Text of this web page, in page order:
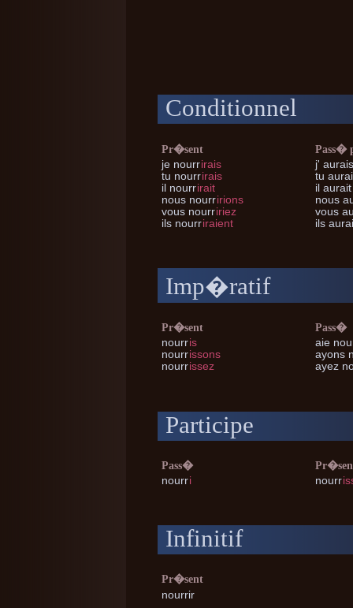
Conditionnel
Pr�sent
je nourrirais
tu nourrirais
il nourrirait
nous nourririons
vous nourririez
ils nourriraient
Pass�
j'
tu
il
nous
vous
ils
Imp�ratif
Pr�sent
nourris
nourrissons
nourrissez
Pass�
aie
ayons
ayez
Participe
Pass�
nourri
nourr
Infinitif
Pr�sent
nourrir